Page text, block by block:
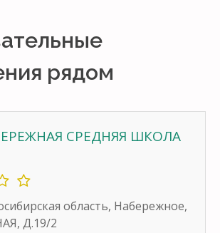
рядом
СРЕДНЯЯ ШКОЛА
область, Набережное,
Д.19/2